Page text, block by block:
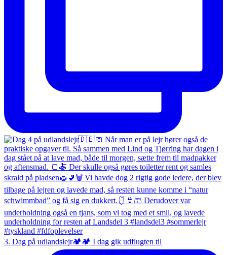
3. Dag på udlandslejr🏕️🏕️ I dag gik udflugten til